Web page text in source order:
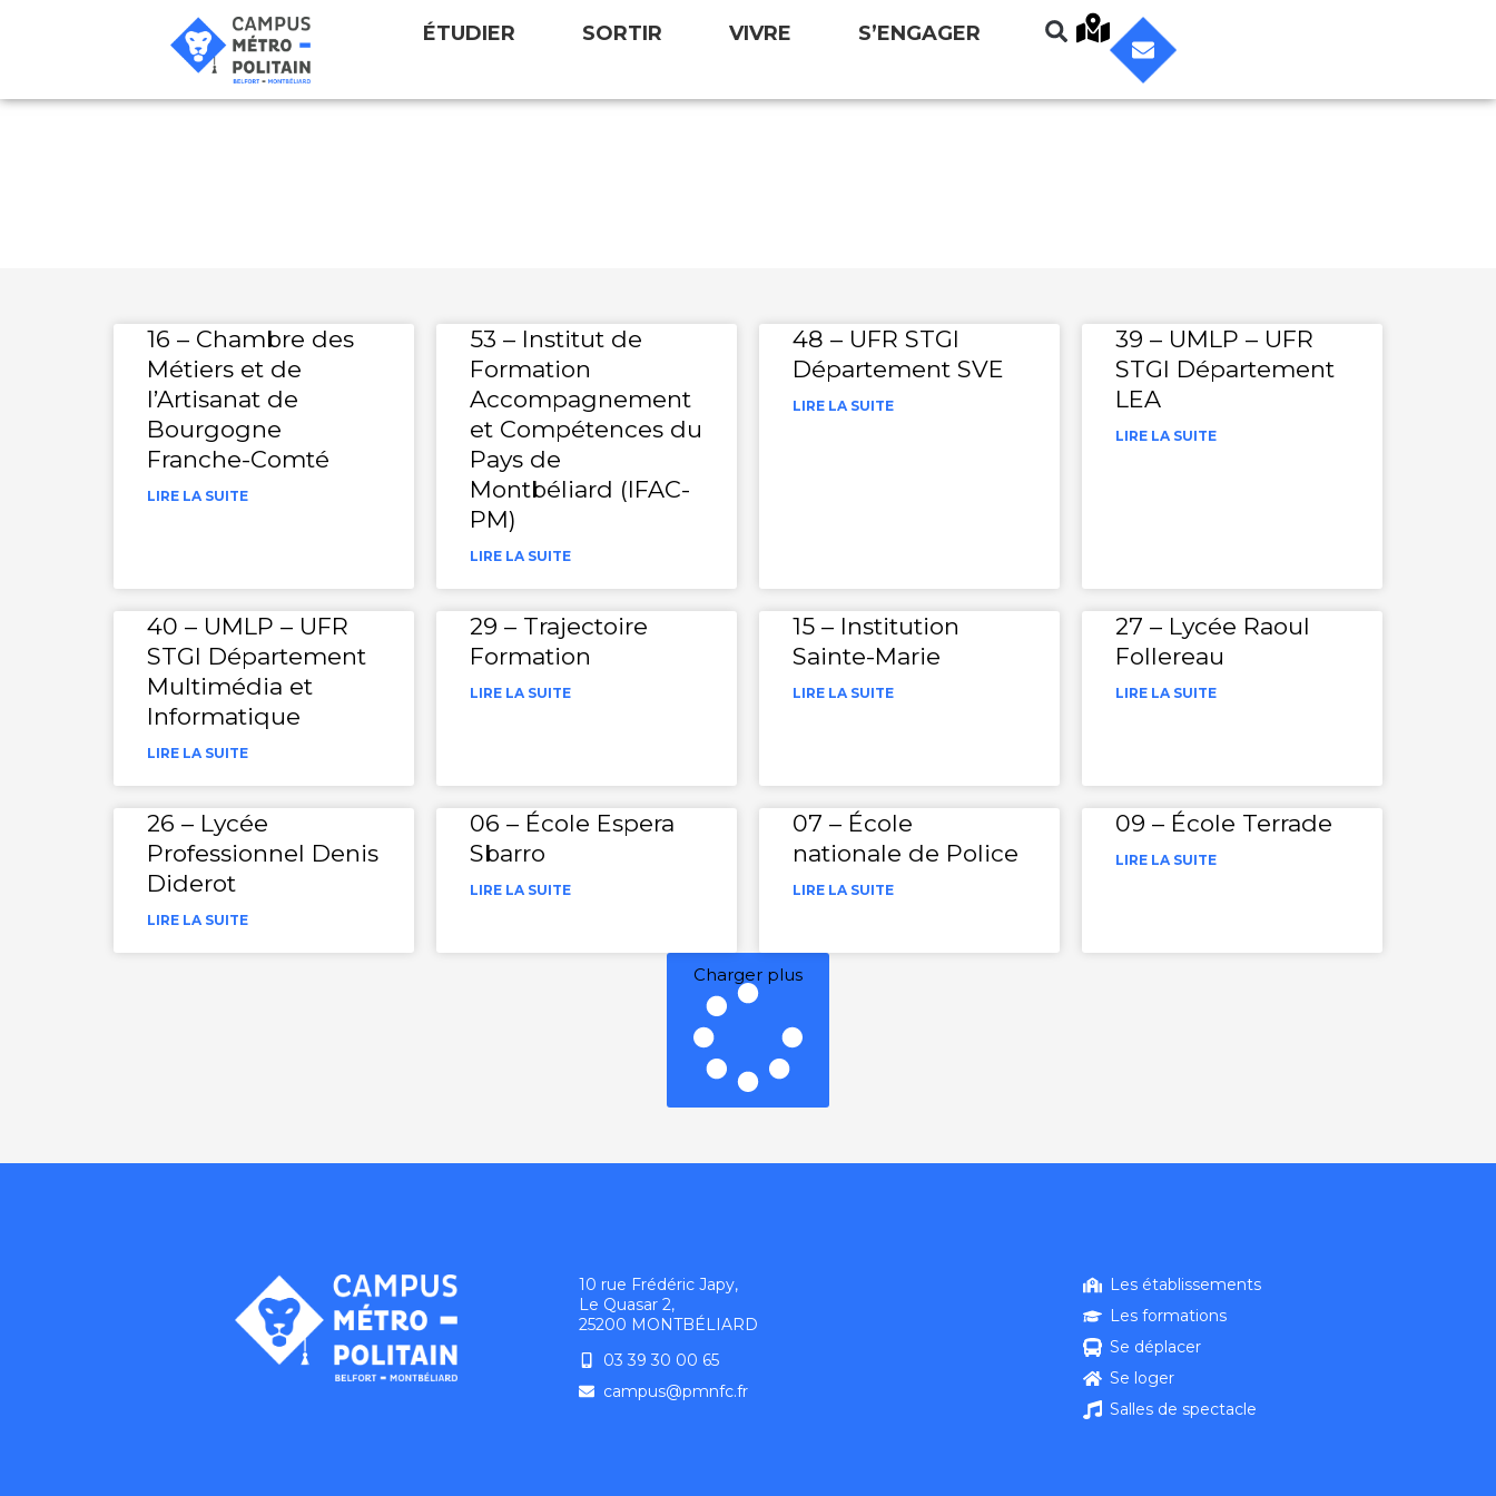
ÉTUDIER SORTIR VIVRE S’ENGAGER
16 – Chambre des
Métiers et de
l’Artisanat de
Bourgogne
Franche-Comté
LIRE LA SUITE
53 – Institut de
Formation
Accompagnement
et Compétences du
Pays de
Montbéliard (IFAC-
PM)
LIRE LA SUITE
48 – UFR STGI
Département SVE
LIRE LA SUITE
39 – UMLP – UFR
STGI Département
LEA
LIRE LA SUITE
40 – UMLP – UFR
STGI Département
Multimédia et
Informatique
LIRE LA SUITE
29 – Trajectoire
Formation
LIRE LA SUITE
15 – Institution
Sainte-Marie
LIRE LA SUITE
27 – Lycée Raoul
Follereau
LIRE LA SUITE
26 – Lycée
Professionnel Denis
Diderot
LIRE LA SUITE
06 – École Espera
Sbarro
LIRE LA SUITE
07 – École
nationale de Police
LIRE LA SUITE
09 – École Terrade
LIRE LA SUITE
Charger plus
10 rue Frédéric Japy,
Le Quasar 2,
25200 MONTBÉLIARD
03 39 30 00 65
campus@pmnfc.fr
Les établissements
Les formations
Se déplacer
Se loger
Salles de spectacle